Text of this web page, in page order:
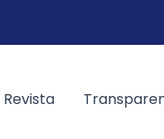
Revista